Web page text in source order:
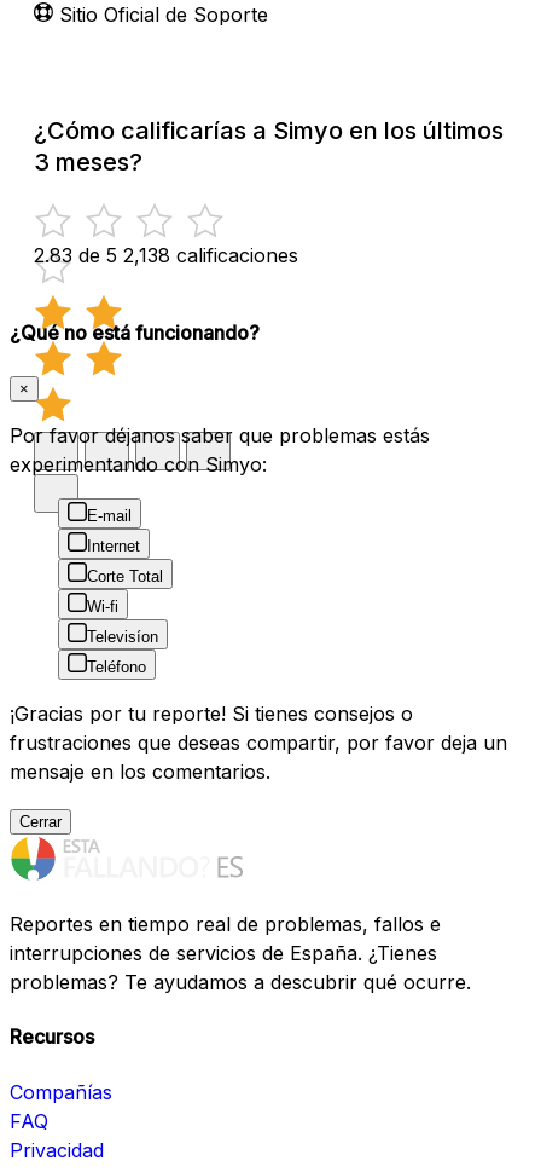
Sitio Oficial de Soporte
¿Cómo calificarías a Simyo en los últimos
3 meses?
2.83 de 5 2,138 calificaciones
¿Qué no está funcionando?
×
Por favor déjanos saber que problemas estás
experimentando con Simyo:
E-mail
Internet
Corte Total
Wi-fi
Televisíon
Teléfono
¡Gracias por tu reporte! Si tienes consejos o
frustraciones que deseas compartir, por favor deja un
mensaje en los comentarios.
Cerrar
Reportes en tiempo real de problemas, fallos e
interrupciones de servicios de España. ¿Tienes
problemas? Te ayudamos a descubrir qué ocurre.
Recursos
Compañías
FAQ
Privacidad